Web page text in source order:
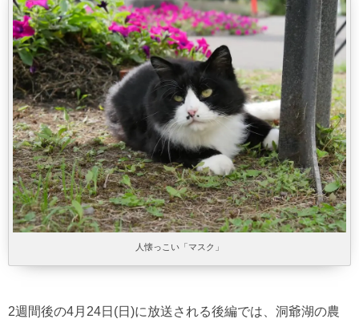
人懐っこい「マスク」
2週間後の4月24日(日)に放送される後編では、洞爺湖の農